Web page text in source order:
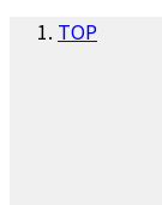
TOP